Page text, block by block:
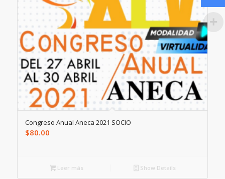
Congreso Anual Aneca 2021 SOCIO
$80.00
Leer más Show Details